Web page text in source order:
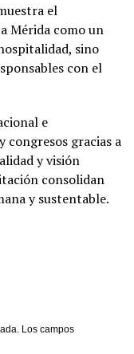
el
Mérida como un
sino
con el
e
congresos gracias a
y visión
consolidan
y sustentable.
Los campos